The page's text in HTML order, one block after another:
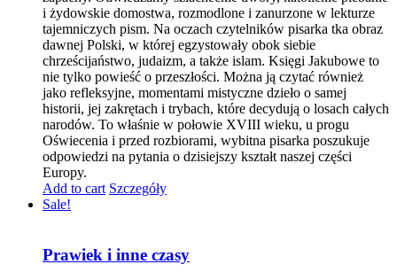
i żydowskie domostwa, rozmodlone i zanurzone w lekturze
tajemniczych pism. Na oczach czytelników pisarka tka obraz
dawnej Polski, w której egzystowały obok siebie
chrześcijaństwo, judaizm, a także islam. Księgi Jakubowe to
nie tylko powieść o przeszłości. Można ją czytać również
jako refleksyjne, momentami mistyczne dzieło o samej
historii, jej zakrętach i trybach, które decydują o losach całych
narodów. To właśnie w połowie XVIII wieku, u progu
Oświecenia i przed rozbiorami, wybitna pisarka poszukuje
odpowiedzi na pytania o dzisiejszy kształt naszej części
Europy.
Add to cart Szczegóły
Sale!
Prawiek i inne czasy